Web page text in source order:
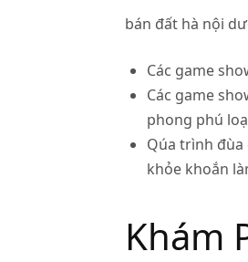
bán đất hà nội
Các game
Các game
phong phú
Qúa trình đùa
khỏe khoắn
Khám